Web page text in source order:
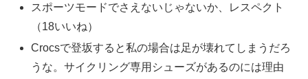
スポーツモードでさえないじゃないか、レスペクト
（18いいね）
Crocsで登坂すると私の場合は足が壊れてしまうだろ
うな。サイクリング専用シューズがあるのには理由